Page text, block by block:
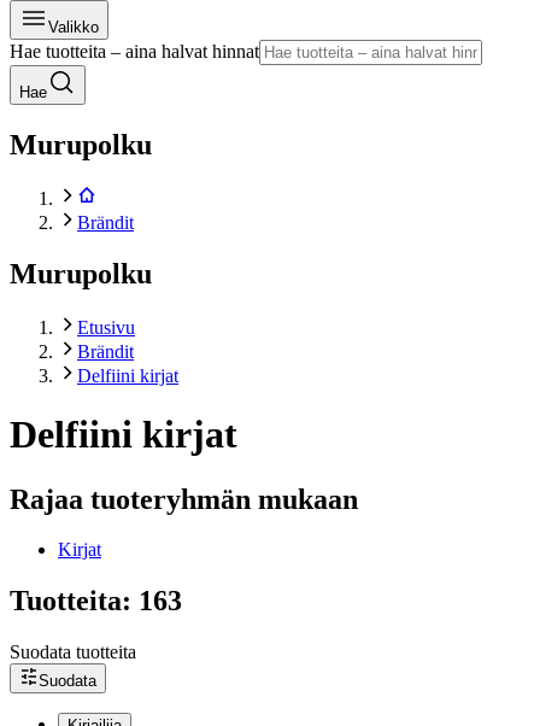
Valikko
Hae tuotteita – aina halvat hinnat
Hae
Murupolku
Brändit
Murupolku
Etusivu
Brändit
Delfiini kirjat
Delfiini kirjat
Rajaa tuoteryhmän mukaan
Kirjat
Tuotteita: 163
Suodata tuotteita
Suodata